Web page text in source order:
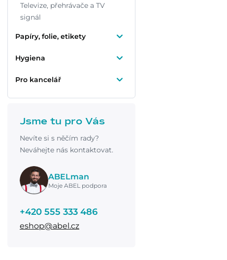
Televize, přehrávače a TV
signál
Papíry, folie, etikety
Hygiena
Pro kancelář
Jsme tu pro Vás
Nevíte si s něčím rady?
Neváhejte nás kontaktovat.
ABELman
Moje ABEL podpora
+420 555 333 486
eshop@abel.cz